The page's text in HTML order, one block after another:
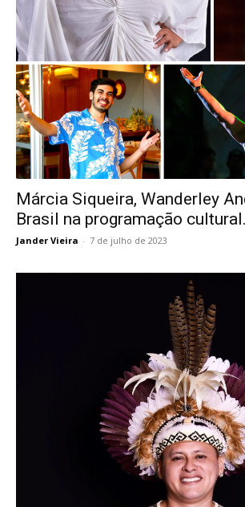
Márcia Siqueira, Wanderley
Brasil na programação
Jander Vieira - 7 de julho de 2023